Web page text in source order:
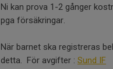
Ni kan prova 1-2 gånger
pga försäkringar.
När barnet ska registreras
detta. För avgifter : Sund IF